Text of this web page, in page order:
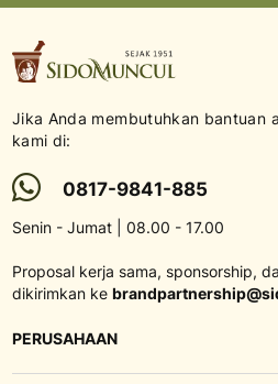
Jika Anda membutuhkan bantuan
kami di:
0817-9841-885
Senin - Jumat | 08.00 - 17.00
Proposal kerja sama, sponsorship,
dikirimkan ke
PERUSAHAAN